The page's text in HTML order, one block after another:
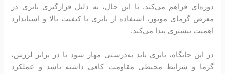
دوره‌ای فراهم می‌کند. با این حال، به دلیل قرارگیری باتری در
معرض گرمای موتور، استفاده از باتری با کیفیت بالا و استاندارد
اهمیت بیشتری پیدا می‌کند.
در این جایگاه، باتری باید به‌درستی مهار شود تا در برابر لرزش،
گرما و شرایط محیطی مقاومت کافی داشته باشد و عملکرد